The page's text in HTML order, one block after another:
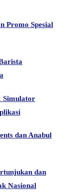
Promo Spesial
Simulator
dan Anabul
dan
Nasional